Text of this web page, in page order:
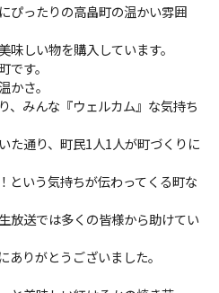
ぴったりの高畠町の温かい雰囲
しい物を購入しています。
す。
かさ。
、みんな『ウェルカム』な気持ち
た通り、町民1人1人が町づくりに
という気持ちが伝わってくる町な
放送では多くの皆様から助けてい
りがとうございました。